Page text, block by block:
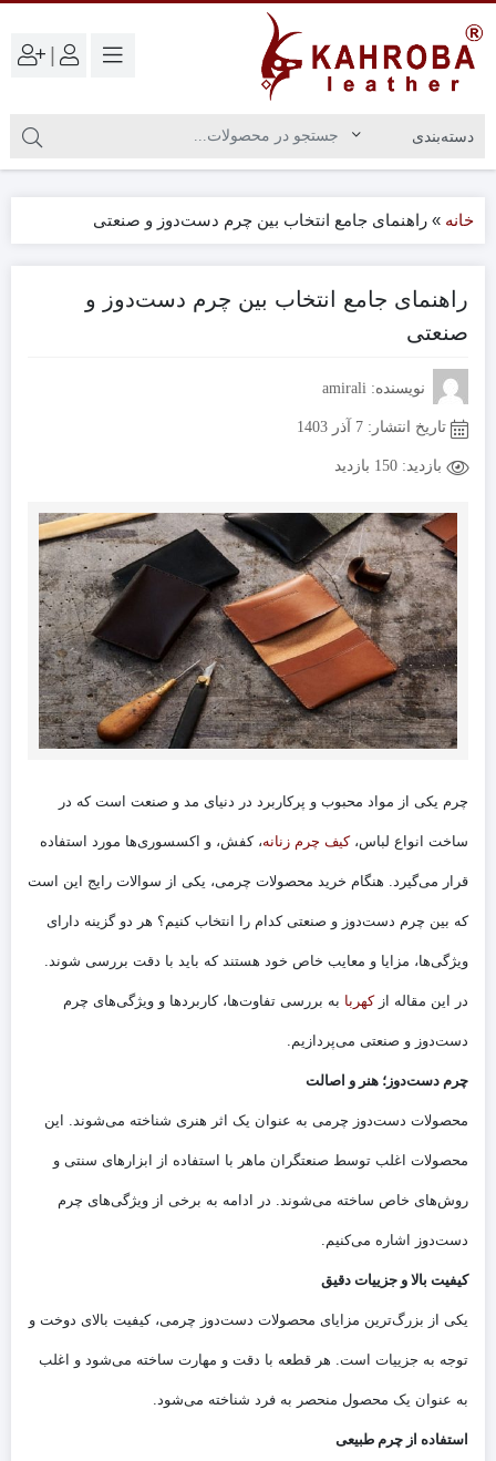
خانه » راهنمای جامع انتخاب بین چرم دست‌دوز و صنعتی
راهنمای جامع انتخاب بین چرم دست‌دوز و
صنعتی
نویسنده: amirali
تاریخ انتشار: 7 آذر 1403
بازدید: 150 بازدید
چرم یکی از مواد محبوب و پرکاربرد در دنیای مد و صنعت است که در
ساخت انواع لباس،کیف چرم زنانه، کفش، و اکسسوری‌ها مورد استفاده
قرار می‌گیرد. هنگام خرید محصولات چرمی، یکی از سوالات رایج این است
که بین چرم دست‌دوز و صنعتی کدام را انتخاب کنیم؟ هر دو گزینه دارای
ویژگی‌ها، مزایا و معایب خاص خود هستند که باید با دقت بررسی شوند.
در این مقاله ازکهربا به بررسی تفاوت‌ها، کاربردها و ویژگی‌های چرم
دست‌دوز و صنعتی می‌پردازیم.
چرم دست‌دوز؛ هنر و اصالت
محصولات دست‌دوز چرمی به عنوان یک اثر هنری شناخته می‌شوند. این
محصولات اغلب توسط صنعتگران ماهر با استفاده از ابزارهای سنتی و
روش‌های خاص ساخته می‌شوند. در ادامه به برخی از ویژگی‌های چرم
دست‌دوز اشاره می‌کنیم.
کیفیت بالا و جزییات دقیق
یکی از بزرگ‌ترین مزایای محصولات دست‌دوز چرمی، کیفیت بالای دوخت و
توجه به جزییات است. هر قطعه با دقت و مهارت ساخته می‌شود و اغلب
به عنوان یک محصول منحصر به فرد شناخته می‌شود.
استفاده از چرم طبیعی